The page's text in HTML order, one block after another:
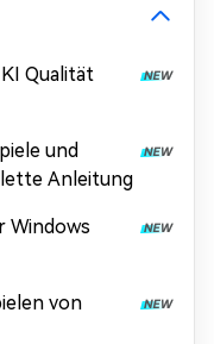
Qualität
und
Anleitung
Windows
von